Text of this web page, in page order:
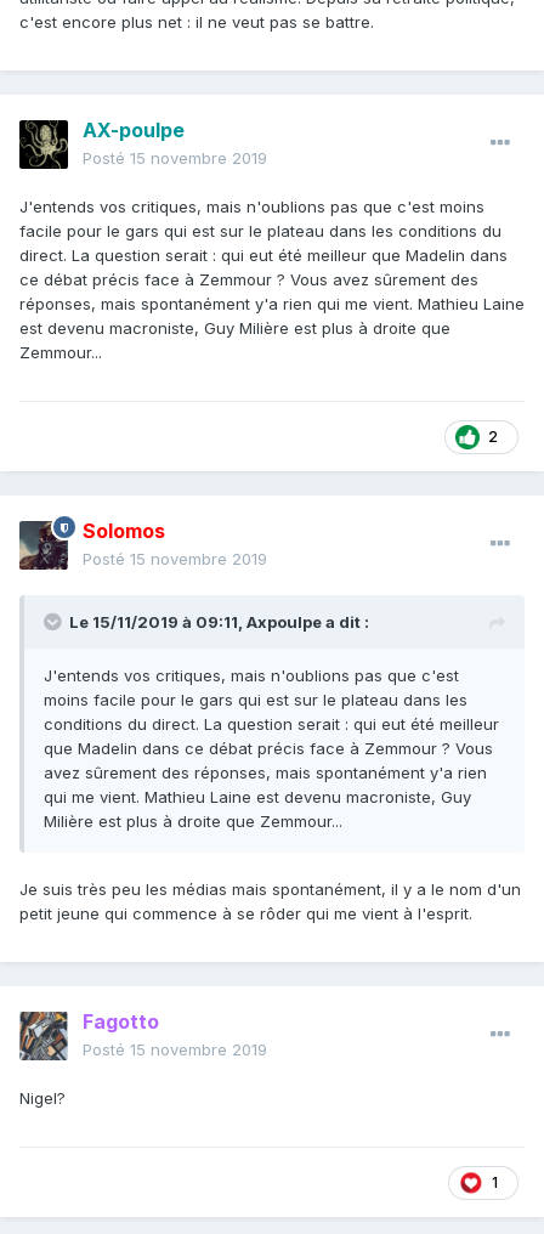
c'est encore plus net : il ne veut pas se battre.
AX-poulpe
Posté 15 novembre 2019
J'entends vos critiques, mais n'oublions pas que c'est moins
facile pour le gars qui est sur le plateau dans les conditions du
direct. La question serait : qui eut été meilleur que Madelin dans
ce débat précis face à Zemmour ? Vous avez sûrement des
réponses, mais spontanément y'a rien qui me vient. Mathieu Laine
est devenu macroniste, Guy Milière est plus à droite que
Zemmour...
2
Solomos
Posté 15 novembre 2019
Le 15/11/2019 à 09:11, Axpoulpea dit :
J'entends vos critiques, mais n'oublions pas que c'est
moins facile pour le gars qui est sur le plateau dans les
conditions du direct. La question serait : qui eut été meilleur
que Madelin dans ce débat précis face à Zemmour ? Vous
avez sûrement des réponses, mais spontanément y'a rien
qui me vient. Mathieu Laine est devenu macroniste, Guy
Milière est plus à droite que Zemmour...
Je suis très peu les médias mais spontanément, il y a le nom d'un
petit jeune qui commence à se rôder qui me vient à l'esprit.
Fagotto
Posté 15 novembre 2019
Nigel?
1